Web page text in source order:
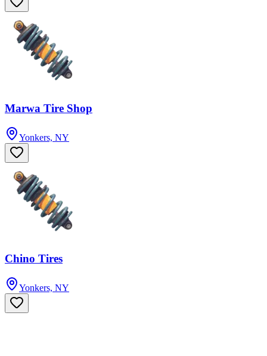
Marwa Tire Shop
Yonkers, NY
Chino Tires
Yonkers, NY